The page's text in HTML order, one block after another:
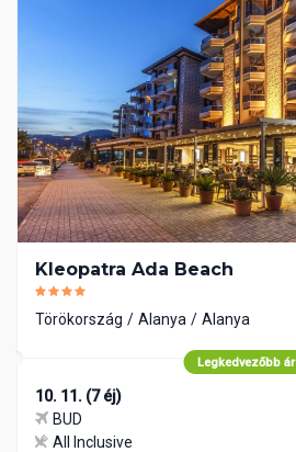
Kleopatra Ada Beach
Törökország Alanya Alanya
Legkedvezőbb ár
10. 11. (7 éj)
BUD
All Inclusive